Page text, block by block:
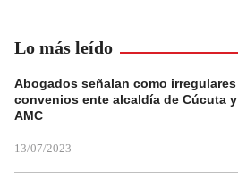
Lo más leído
Abogados señalan como irregulares
convenios ente alcaldía de Cúcuta y
AMC
13/07/2023